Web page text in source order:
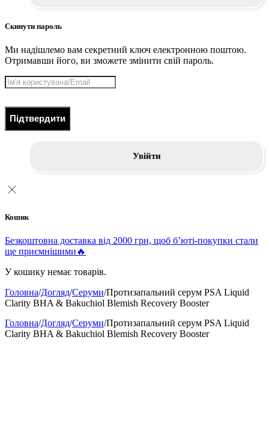
Скинути пароль
Ми надішлемо вам секретний ключ електронною поштою.
Отримавши його, ви зможете змінити свій пароль.
Підтвердити
Увійти
Кошик
Безкоштовна доставка від 2000 грн, щоб б’юті-покупки стали
ще приємнішими🔥
У кошику немає товарів.
Головна/Догляд/Серуми/Протизапальний серум PSA Liquid
Clarity BHA & Bakuchiol Blemish Recovery Booster
Головна/Догляд/Серуми/Протизапальний серум PSA Liquid
Clarity BHA & Bakuchiol Blemish Recovery Booster